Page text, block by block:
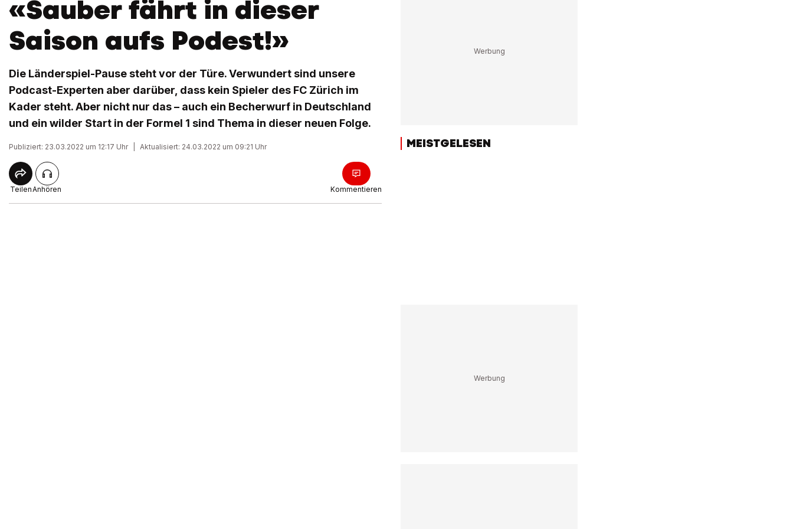
«Sauber fährt in dieser
Saison aufs Podest!»
Die Länderspiel-Pause steht vor der Türe. Verwundert sind unsere
Podcast-Experten aber darüber, dass kein Spieler des FC Zürich im
Kader steht. Aber nicht nur das – auch ein Becherwurf in Deutschland
und ein wilder Start in der Formel 1 sind Thema in dieser neuen Folge.
Publiziert: 23.03.2022 um 12:17 Uhr Aktualisiert: 24.03.2022 um 09:21 Uhr
TeilenAnhören Kommentieren
MEISTGELESEN